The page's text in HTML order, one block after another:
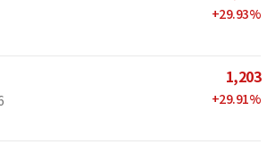
+29.93%
1,203
+29.91%